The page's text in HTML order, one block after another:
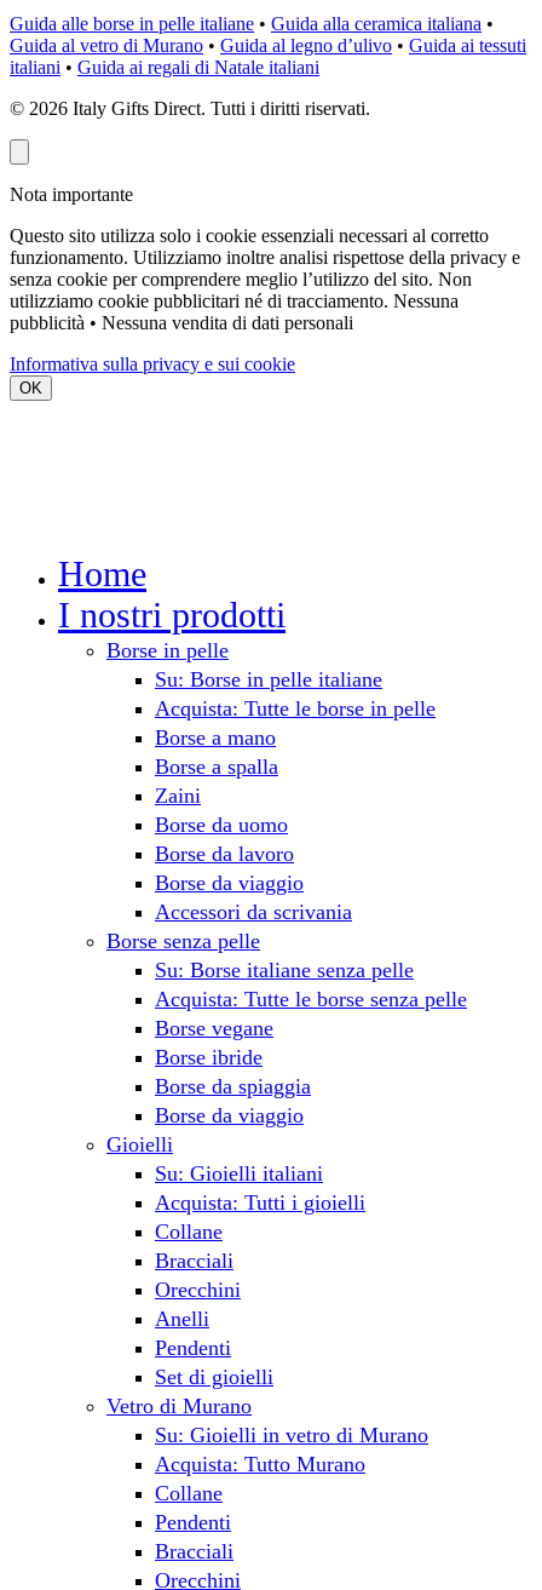
Guida alle borse in pelle italiane • Guida alla ceramica italiana •
Guida al vetro di Murano • Guida al legno d’ulivo • Guida ai tessuti
italiani • Guida ai regali di Natale italiani
© 2026 Italy Gifts Direct. Tutti i diritti riservati.
Nota importante
Questo sito utilizza solo i cookie essenziali necessari al corretto
funzionamento. Utilizziamo inoltre analisi rispettose della privacy e
senza cookie per comprendere meglio l’utilizzo del sito. Non
utilizziamo cookie pubblicitari né di tracciamento. Nessuna
pubblicità • Nessuna vendita di dati personali
Informativa sulla privacy e sui cookie
OK
Home
I nostri prodotti
Borse in pelle
Su: Borse in pelle italiane
Acquista: Tutte le borse in pelle
Borse a mano
Borse a spalla
Zaini
Borse da uomo
Borse da lavoro
Borse da viaggio
Accessori da scrivania
Borse senza pelle
Su: Borse italiane senza pelle
Acquista: Tutte le borse senza pelle
Borse vegane
Borse ibride
Borse da spiaggia
Borse da viaggio
Gioielli
Su: Gioielli italiani
Acquista: Tutti i gioielli
Collane
Bracciali
Orecchini
Anelli
Pendenti
Set di gioielli
Vetro di Murano
Su: Gioielli in vetro di Murano
Acquista: Tutto Murano
Collane
Pendenti
Bracciali
Orecchini